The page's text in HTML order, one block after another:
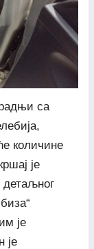
са
количине
је
детаљног
је
је